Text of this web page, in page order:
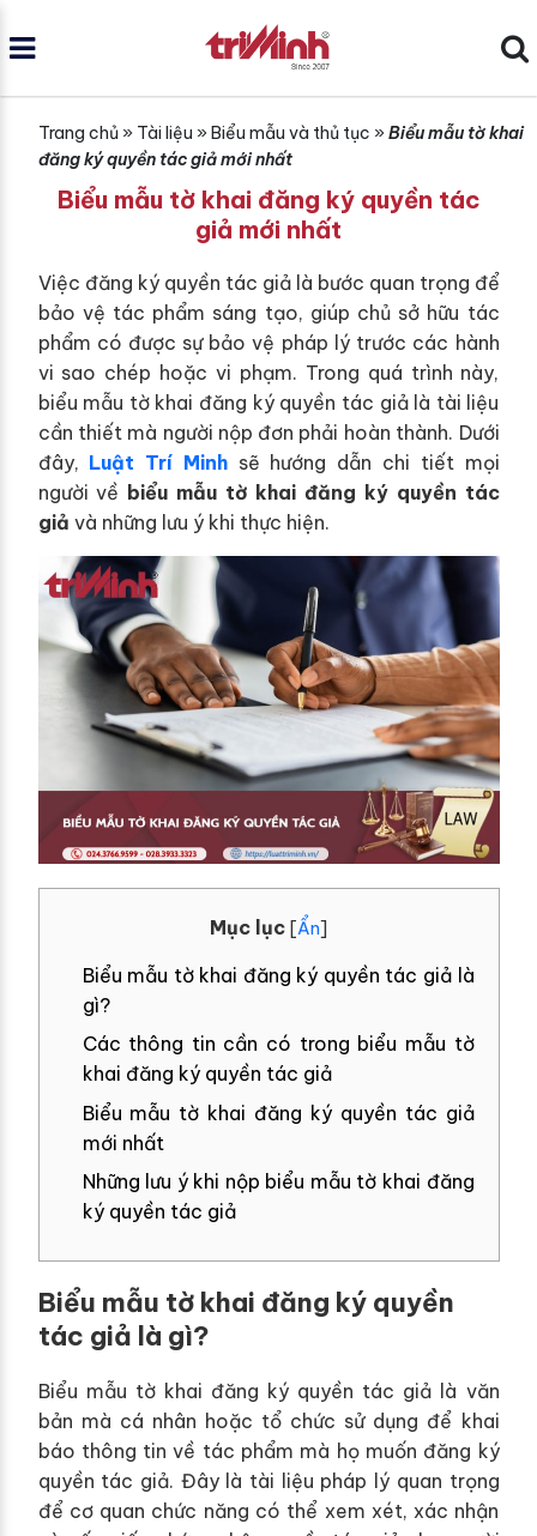
Trang chủ» Tài liệu » Biểu mẫu và thủ tục » Biểu mẫu tờ khai
đăng ký quyền tác giả mới nhất
Biểu mẫu tờ khai đăng ký quyền tác
giả mới nhất
Việc đăng ký quyền tác giả là bước quan trọng để
bảo vệ tác phẩm sáng tạo, giúp chủ sở hữu tác
phẩm có được sự bảo vệ pháp lý trước các hành
vi sao chép hoặc vi phạm. Trong quá trình này,
biểu mẫu tờ khai đăng ký quyền tác giả là tài liệu
cần thiết mà người nộp đơn phải hoàn thành. Dưới
đây, Luật Trí Minhsẽ hướng dẫn chi tiết mọi
người về biểu mẫu tờ khai đăng ký quyền tác
giả và những lưu ý khi thực hiện.
Mục lục [Ẩn]
Biểu mẫu tờ khai đăng ký quyền tác giả là
gì?
Các thông tin cần có trong biểu mẫu tờ
khai đăng ký quyền tác giả
Biểu mẫu tờ khai đăng ký quyền tác giả
mới nhất
Những lưu ý khi nộp biểu mẫu tờ khai đăng
ký quyền tác giả
Biểu mẫu tờ khai đăng ký quyền
tác giả là gì?
Biểu mẫu tờ khai đăng ký quyền tác giả là văn
bản mà cá nhân hoặc tổ chức sử dụng để khai
báo thông tin về tác phẩm mà họ muốn đăng ký
quyền tác giả. Đây là tài liệu pháp lý quan trọng
để cơ quan chức năng có thể xem xét, xác nhận